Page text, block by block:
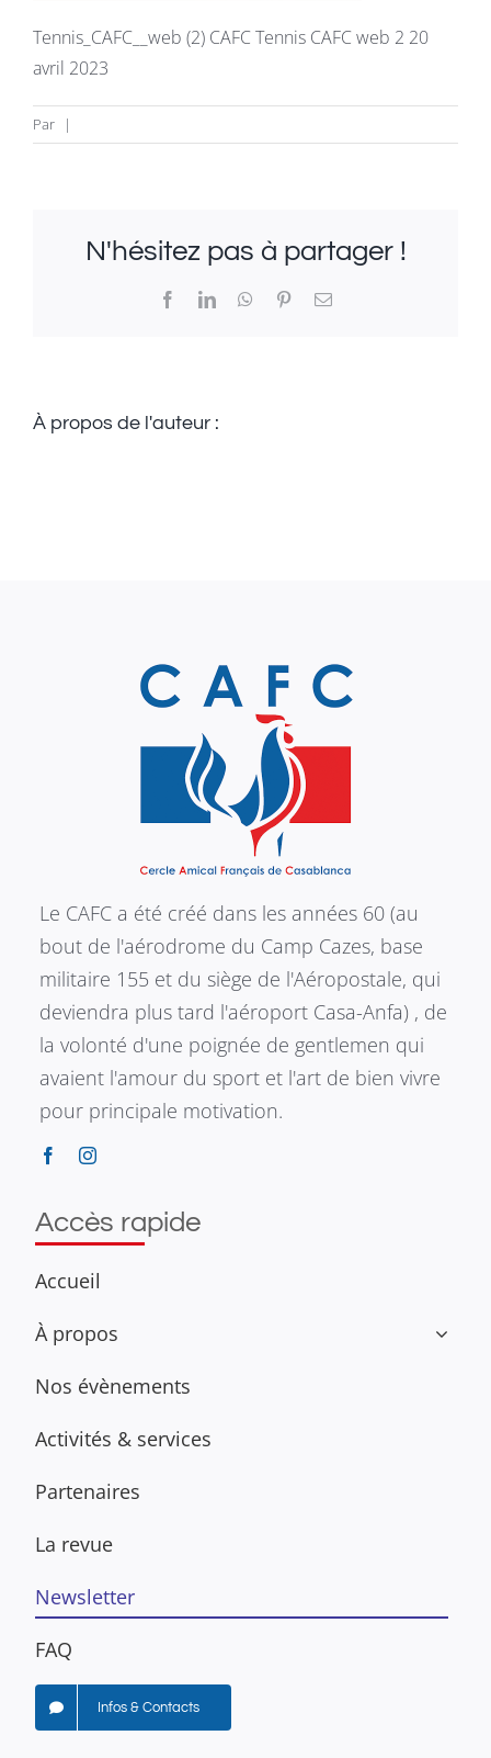
Tennis_CAFC__web (2) CAFC Tennis CAFC web 2 20
avril 2023
Par |
N'hésitez pas à partager !
FacebookLinkedInWhatsApp
PinterestEmail
À propos de l'auteur :
Le CAFC a été créé dans les années 60 (au
bout de l'aérodrome du Camp Cazes, base
militaire 155 et du siège de l'Aéropostale, qui
deviendra plus tard l'aéroport Casa-Anfa) , de
la volonté d'une poignée de gentlemen qui
avaient l'amour du sport et l'art de bien vivre
pour principale motivation.
Accès rapide
Accueil
À propos
Nos évènements
Activités & services
Partenaires
La revue
Newsletter
FAQ
Infos & Contacts